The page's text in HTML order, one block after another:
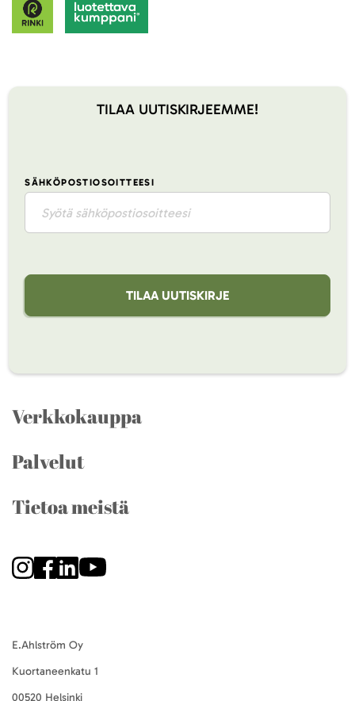
TILAA UUTISKIRJEEMME!
SÄHKÖPOSTIOSOITTEESI
TILAA UUTISKIRJE
Verkkokauppa
Palvelut
Tietoa meistä
E.Ahlström Oy
Kuortaneenkatu 1
00520 Helsinki